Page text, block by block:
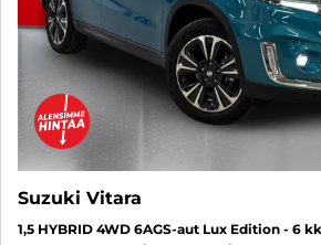
Suzuki Vitara
1,5 HYBRID 4WD 6AGS-aut Lux Edition - 6